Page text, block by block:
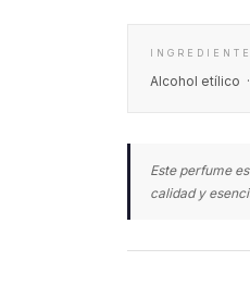
Alcohol etílico
Este perfume
calidad y